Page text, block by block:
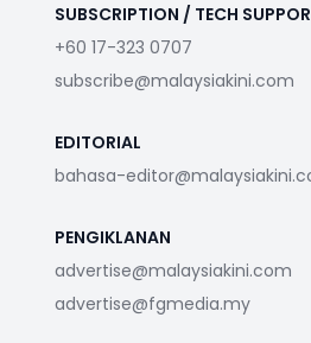
SUBSCRIPTION / TECH
+60 17-323 0707
subscribe@malaysiakini.com
EDITORIAL
bahasa-
PENGIKLANAN
advertise@malaysiakini.com
advertise@fgmedia.my